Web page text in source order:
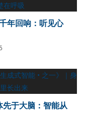
年回响：听见心
先于大脑：智能从